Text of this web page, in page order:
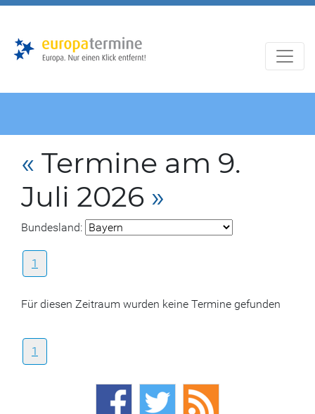
« Termine am 9.
Juli 2026 »
Bundesland:
1
Für diesen Zeitraum wurden keine Termine gefunden
1